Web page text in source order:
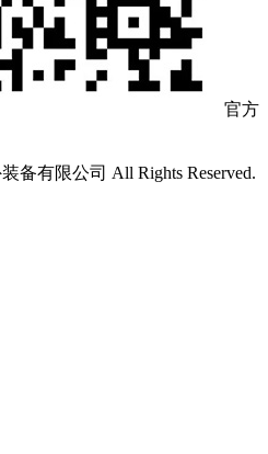
官方
备有限公司 All Rights Reserved.